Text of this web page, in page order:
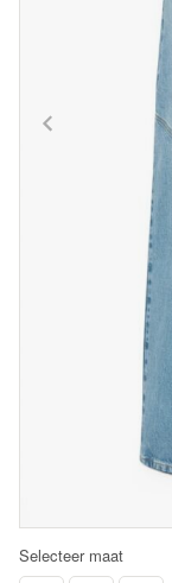
Selecteer maat